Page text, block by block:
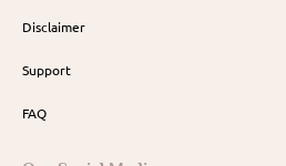
Disclaimer
Support
FAQ